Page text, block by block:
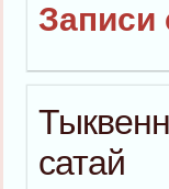
Записи
сатай